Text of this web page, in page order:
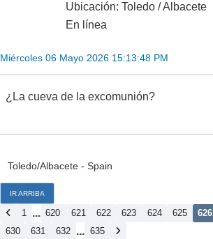
Ubicación: Toledo / Albacete
En línea
Miércoles 06 Mayo 2026 15:13:48 PM
¿La cueva de la excomunión?
Toledo/Albacete - Spain
IR ARRIBA
1 ... 620 621 622 623 624 625 626
630
631 632 ... 635